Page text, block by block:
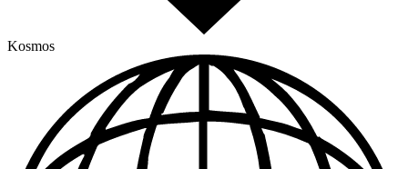
Kosmos